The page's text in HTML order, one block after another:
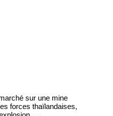
sur une mine
forces thaïlandaises,